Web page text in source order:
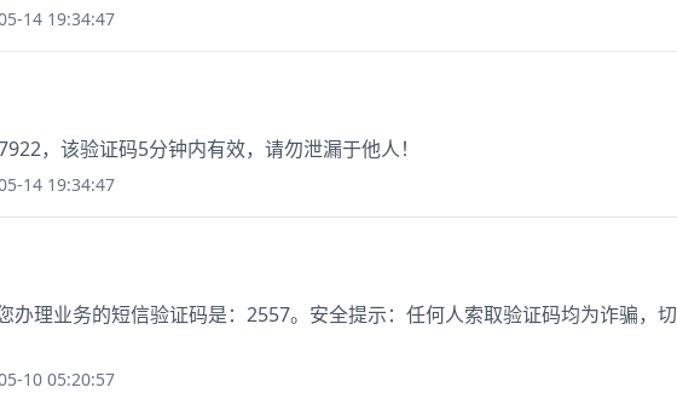
14 19:34:47
，该验证码5分钟内有效，请勿泄漏于他人！
14 19:34:47
办理业务的短信验证码是：2557。安全提示：任何人索取验证码均为诈骗，切
10 05:20:57